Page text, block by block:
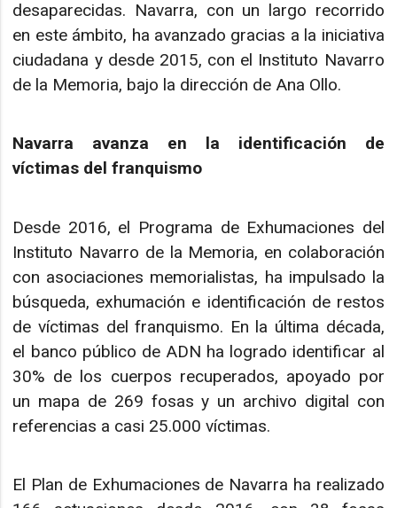
desaparecidas. Navarra, con un largo recorrido
en este ámbito, ha avanzado gracias a la iniciativa
ciudadana y desde 2015, con el Instituto Navarro
de la Memoria, bajo la dirección de Ana Ollo.
Navarra avanza en la identificación de
víctimas del franquismo
Desde 2016, el Programa de Exhumaciones del
Instituto Navarro de la Memoria, en colaboración
con asociaciones memorialistas, ha impulsado la
búsqueda, exhumación e identificación de restos
de víctimas del franquismo. En la última década,
el banco público de ADN ha logrado identificar al
30% de los cuerpos recuperados, apoyado por
un mapa de 269 fosas y un archivo digital con
referencias a casi 25.000 víctimas.
El Plan de Exhumaciones de Navarra ha realizado